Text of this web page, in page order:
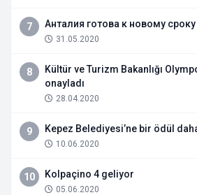
7 Анталия готова к новому сроку
31.05.2020
8
Kültür ve Turizm Bakanlığı
onayladı
28.04.2020
9 Kepez Belediyesi’ne bir ödül
10.06.2020
10 Kolpaçino 4 geliyor
05.06.2020